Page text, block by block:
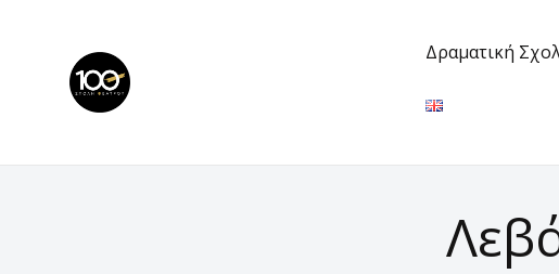
Δραματική